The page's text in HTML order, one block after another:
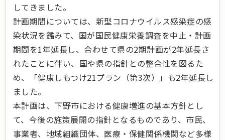
してきました。
計画期間については、新型コロナウイルス感染症の感
染状況を鑑みて、国が国民健康栄養調査を中止・計画
期間を1年延長し、合わせて県の2期計画が2年延長さ
れたことに伴い、国や県の指針との整合性を図るた
め、「健康しもつけ21プラン（第3次）」も2年延長し
ました。
本計画は、下野市における健康増進の基本方針とし
て、今後の施策展開の指針となるものであり、市民、
事業者、地域組織団体、医療・保健関係機関など多様